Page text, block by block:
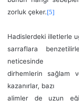
zorluk çeker.[5]
Hadislerdeki illetlerle
sarraflara
neticesinde
dirhemlerin sağlam
kazanırlar, bazı
alimler de uzun